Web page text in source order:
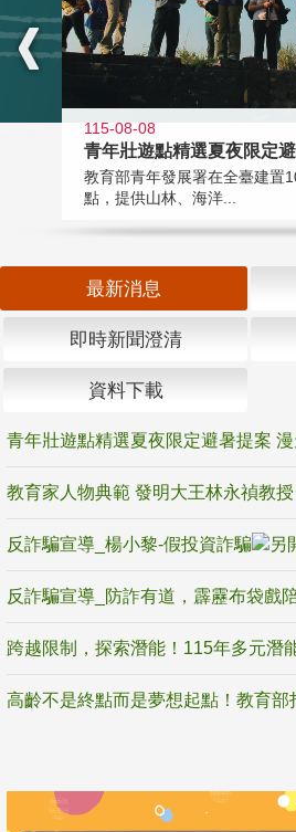
115-08-08
青年壯遊點精選夏夜限定
教育部青年發展署在全臺建置
點，提供山林、海洋...
最新消息
即時新聞澄清
資料下載
反詐騙宣導_楊小黎-假投資詐騙